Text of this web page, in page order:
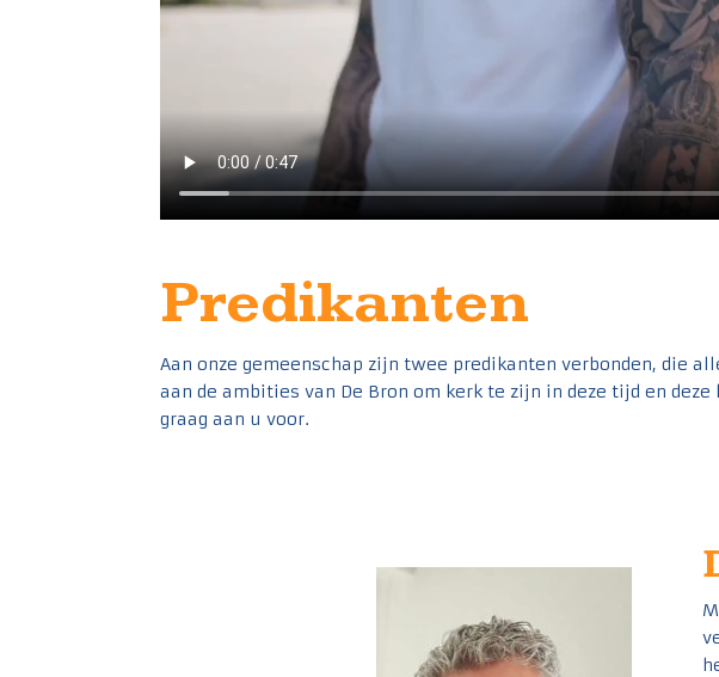
Predikanten
Aan onze gemeenschap zijn twee predikanten verbonden, die
aan de ambities van De Bron om kerk te zijn in deze tijd en
graag aan u voor.